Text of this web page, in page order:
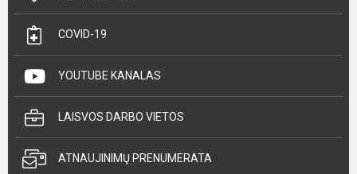
COVID-19
YOUTUBE KANALAS
LAISVOS DARBO VIETOS
ATNAUJINIMŲ PRENUMERATA